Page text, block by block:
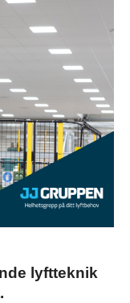
lyftteknik